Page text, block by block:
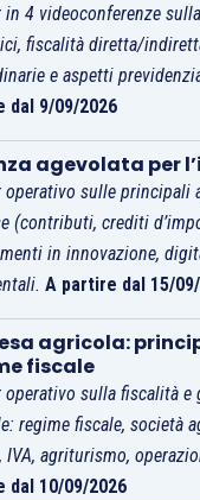
in 4 videoconferenze
fiscalità diretta/
e aspetti
dal 9/09/2026
agevolata per
operativo sulle principali
(contributi, crediti
in innovazione,
A partire dal 15/
agricola:
fiscale
operativo sulla fiscalità e
regime fiscale, società
IVA, agriturismo,
dal 10/09/2026